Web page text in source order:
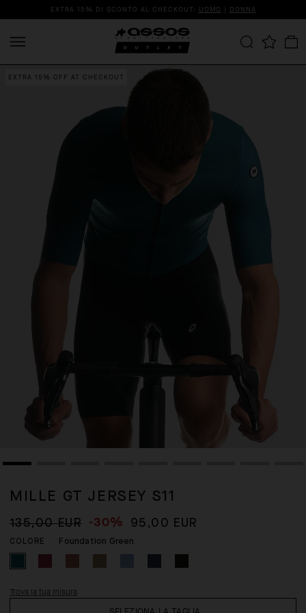
EXTRA 15% DI SCONTO AL CHECKOUT: UOMO | DONNA
EXTRA 15% OFF AT CHECKOUT
MILLE GT JERSEY S11
135,00 EUR -30% 95,00 EUR
COLORE Foundation Green
Trova la tua misura